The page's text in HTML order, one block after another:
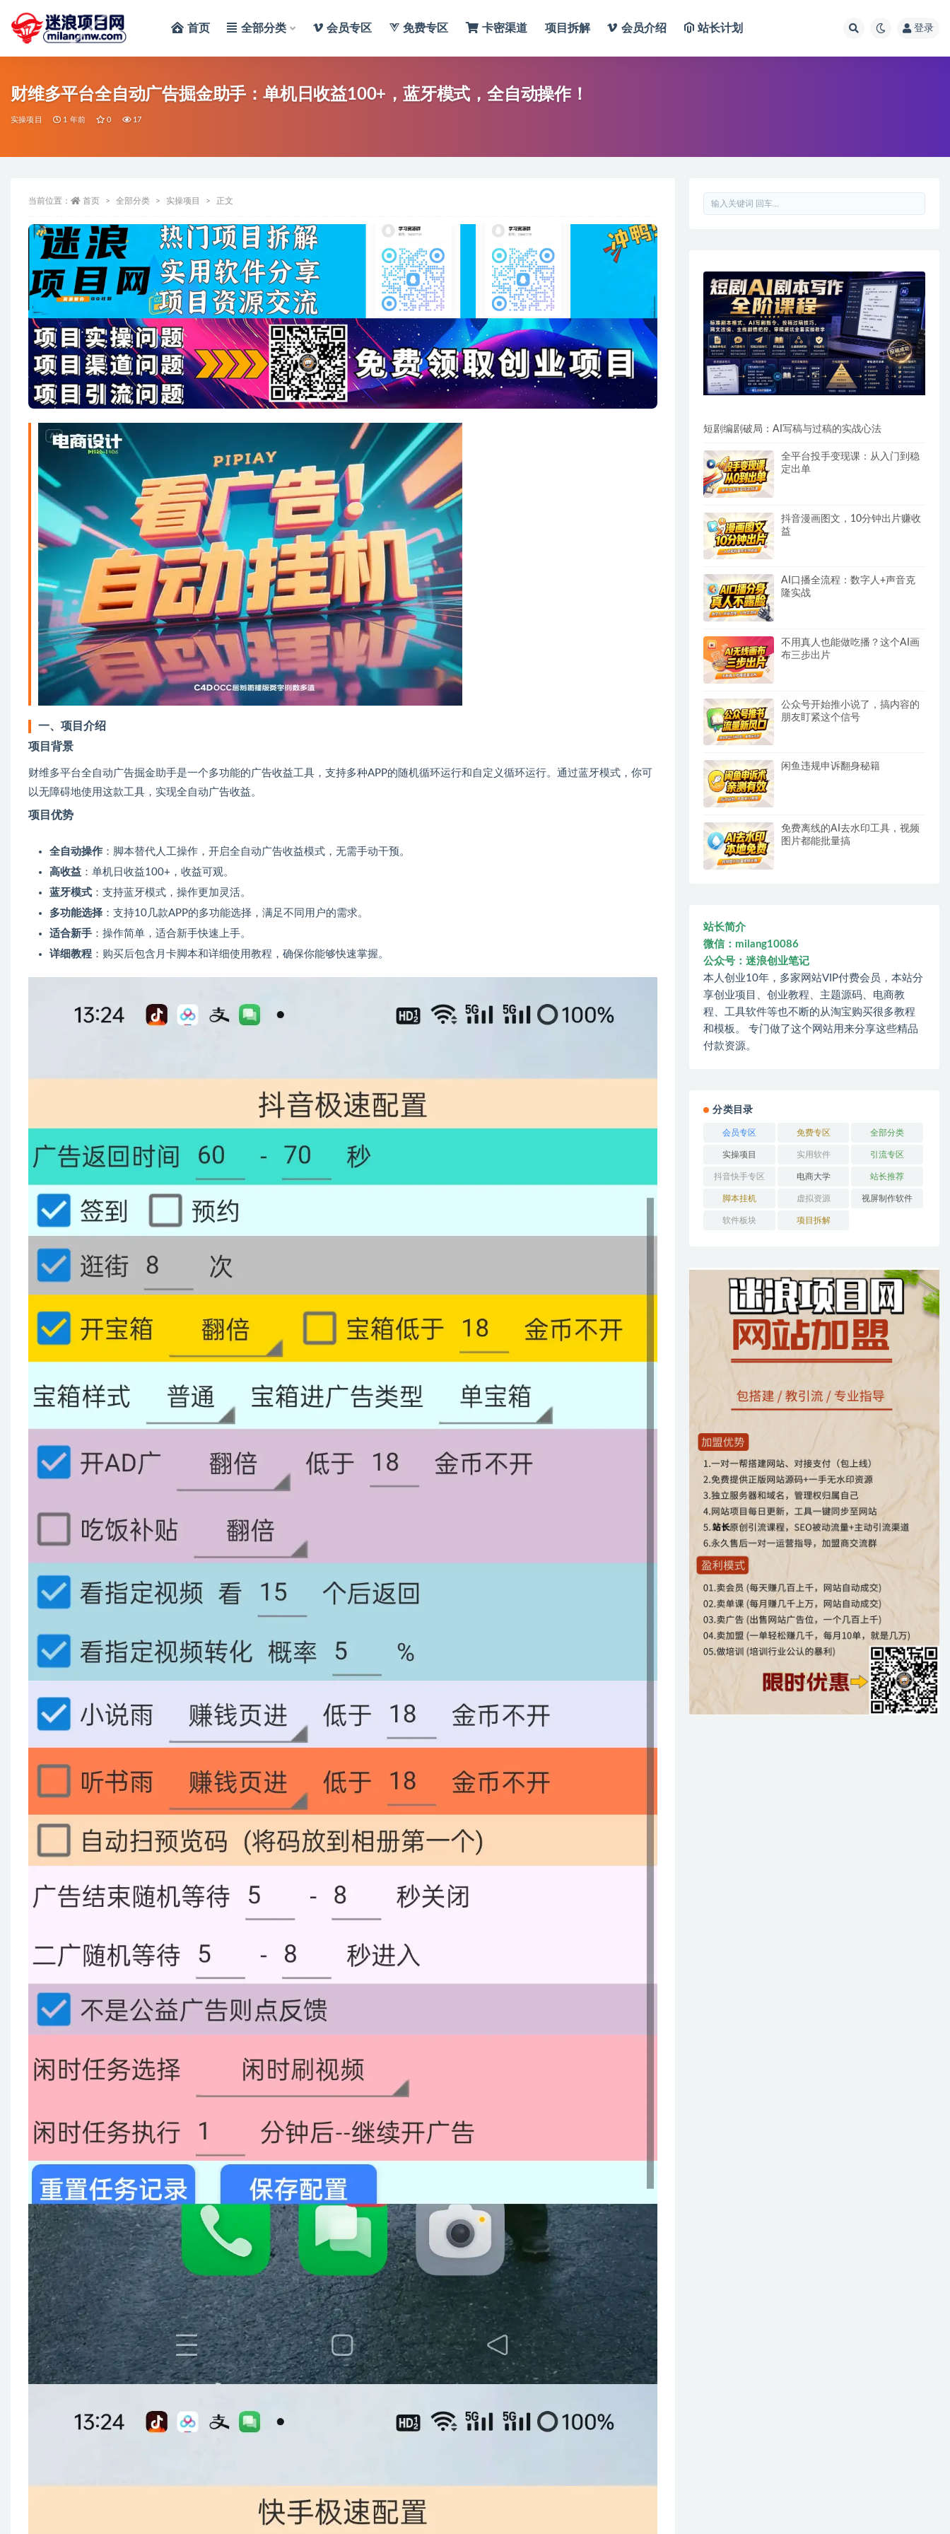
首页 全部分类 会员专区 免费专区 卡密渠道 项目拆解 会员介绍 站长计划 登录
财维多平台全自动广告掘金助手：单机日收益100+，蓝牙模式，全自动操作！
实操项目 1 年前 0 17
当前位置： 首页 全部分类 实操项目 正文
一、项目介绍
项目背景
财维多平台全自动广告掘金助手是一个多功能的广告收益工具，支持多种APP的随机循环运行和自定义循环运行。通过蓝牙模式，你可
以无障碍地使用这款工具，实现全自动广告收益。
项目优势
全自动操作 ：脚本替代人工操作，开启全自动广告收益模式，无需手动干预。
高收益 ：单机日收益100+，收益可观。
蓝牙模式 ：支持蓝牙模式，操作更加灵活。
多功能选择 ：支持10几款APP的多功能选择，满足不同用户的需求。
适合新手 ：操作简单，适合新手快速上手。
详细教程 ：购买后包含月卡脚本和详细使用教程，确保你能够快速掌握。
短剧编剧破局：AI写稿与过稿的实战心法
全平台投手变现课：从入门到稳
定出单
抖音漫画图文，10分钟出片赚收
益
AI口播全流程：数字人+声音克
隆实战
不用真人也能做吃播？这个AI画
布三步出片
公众号开始推小说了，搞内容的
朋友盯紧这个信号
闲鱼违规申诉翻身秘籍
免费离线的AI去水印工具，视频
图片都能批量搞
站长简介
微信：milang10086
公众号：迷浪创业笔记
本人创业10年，多家网站VIP付费会员，本站分
享创业项目、创业教程、主题源码、电商教
程、工具软件等也不断的从淘宝购买很多教程
和模板。 专门做了这个网站用来分享这些精品
付款资源。
分类目录
会员专区 免费专区 全部分类
实操项目 实用软件 引流专区
抖音快手专区 电商大学 站长推荐
脚本挂机 虚拟资源 视屏制作软件
软件板块 项目拆解